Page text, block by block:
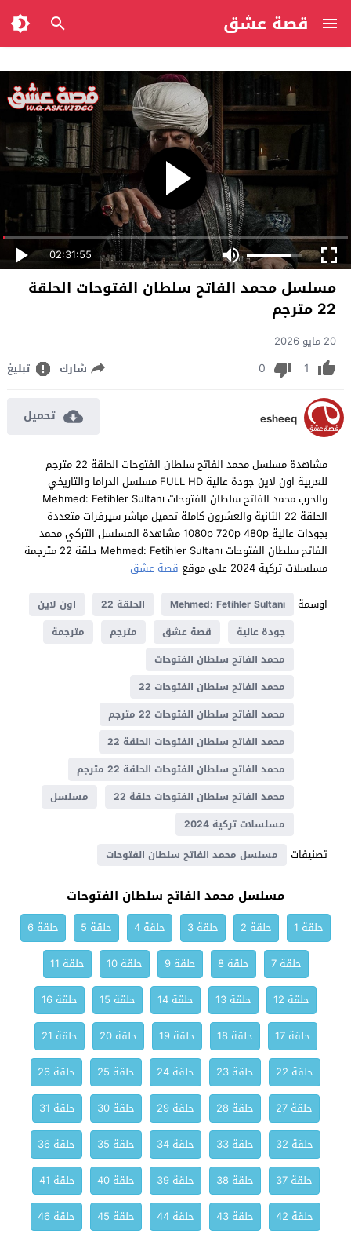
قصة عشق
02:31:55
مسلسل محمد الفاتح سلطان الفتوحات الحلقة
22 مترجم
20 مايو 2026
1
0 شارك تبليغ
esheeq تحميل
مشاهدة مسلسل محمد الفاتح سلطان الفتوحات الحلقة 22 مترجم
للعربية اون لاين جودة عالية FULL HD مسلسل الدراما والتاريخي
والحرب محمد الفاتح سلطان الفتوحات Mehmed: Fetihler Sultanı
الحلقة 22 الثانية والعشرون كاملة تحميل مباشر سيرفرات متعددة
بجودات عالية 1080p 720p 480p مشاهدة المسلسل التركي محمد
الفاتح سلطان الفتوحات Mehmed: Fetihler Sultanı حلقة 22 مترجمة
مسلسلات تركية 2024 على موقع
قصة عشق
اوسمة
Mehmed: Fetihler Sultanı الحلقة 22
اون لاين
جودة عالية
قصة عشق مترجم
مترجمة
محمد الفاتح سلطان الفتوحات
محمد الفاتح سلطان الفتوحات 22
محمد الفاتح سلطان الفتوحات 22 مترجم
محمد الفاتح سلطان الفتوحات الحلقة 22
محمد الفاتح سلطان الفتوحات الحلقة 22 مترجم
محمد الفاتح سلطان الفتوحات حلقة 22
مسلسل
مسلسلات تركية 2024
تصنيفات مسلسل محمد الفاتح سلطان الفتوحات
مسلسل محمد الفاتح سلطان الفتوحات
حلقة 1 حلقة 2 حلقة 3 حلقة 4 حلقة 5
حلقة 6
حلقة 7
حلقة 8 حلقة 9 حلقة 10
حلقة 11
حلقة 12
حلقة 13 حلقة 14 حلقة 15
حلقة 16
حلقة 17
حلقة 18 حلقة 19 حلقة 20
حلقة 21
حلقة 22
حلقة 23 حلقة 24 حلقة 25
حلقة 26
حلقة 27
حلقة 28 حلقة 29 حلقة 30
حلقة 31
حلقة 32
حلقة 33 حلقة 34 حلقة 35
حلقة 36
حلقة 37
حلقة 38 حلقة 39 حلقة 40
حلقة 41
حلقة 42
حلقة 43 حلقة 44 حلقة 45
حلقة 46